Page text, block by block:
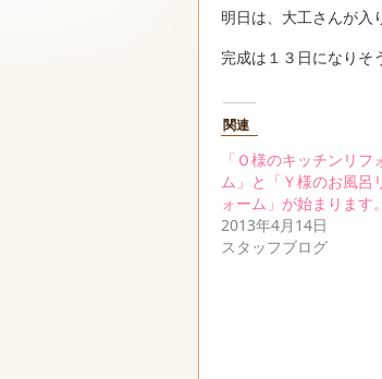
明日は、大工さんが入
完成は１３日になりそ
関連
「Ｏ様のキッチンリフ
ム」と「Ｙ様のお風呂
ォーム」が始まります。
2013年4月14日
スタッフブログ